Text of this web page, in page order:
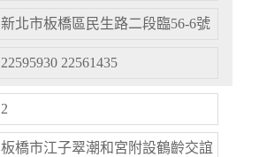
新北市板橋區民生路二段臨56-6號
22595930 22561435
2
板橋市江子翠潮和宮附設鶴齡交誼